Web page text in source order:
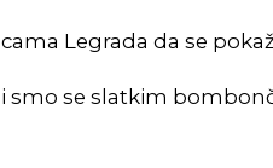
Legrada da se
smo se slatkim